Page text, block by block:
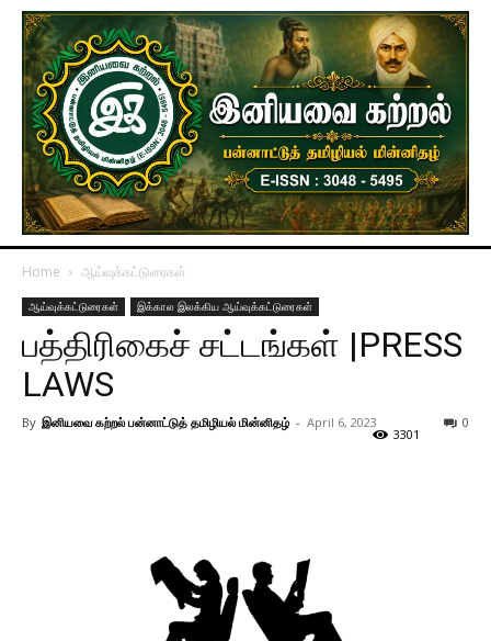
Home ஆய்வுக்கட்டுரைகள்
ஆய்வுக்கட்டுரைகள் இக்கால இலக்கிய ஆய்வுக்கட்டுரைகள்
பத்திரிகைச் சட்டங்கள் |PRESS
LAWS
By இனியவை கற்றல் பன்னாட்டுத் தமிழியல் மின்னிதழ் - April 6, 2023 0
3301